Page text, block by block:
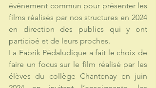
événement commun pour présenter les
films réalisés par nos structures en 2024
en direction des publics qui y ont
participé et de leurs proches.
La Fabrik Pédaludique a fait le choix de
faire un focus sur le film réalisé par les
élèves du collège Chantenay en juin